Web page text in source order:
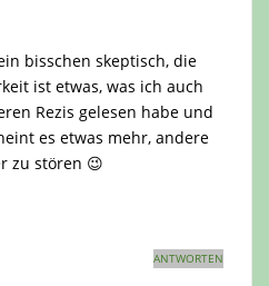
bisschen skeptisch, die
ist etwas, was ich auch
Rezis gelesen habe und
es etwas mehr, andere
zu stören 😉
ANTWORTEN